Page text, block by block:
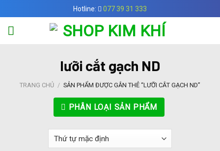
to
content
Hotline: 077 39 31 333
lưỡi cắt gạch ND
TRANG CHỦ / SẢN PHẨM ĐƯỢC GẮN THẺ “LƯỠI CẮT GẠCH ND”
PHÂN LOẠI SẢN PHẨM